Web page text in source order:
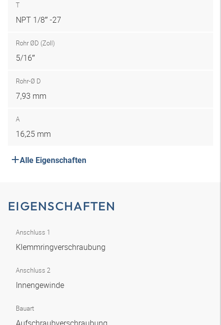
T
NPT 1/8″ -27
Rohr ØD (Zoll)
5/16″
Rohr-Ø D
7,93 mm
A
16,25 mm
Alle Eigenschaften
EIGENSCHAFTEN
Anschluss 1
Klemmringverschraubung
Anschluss 2
Innengewinde
Bauart